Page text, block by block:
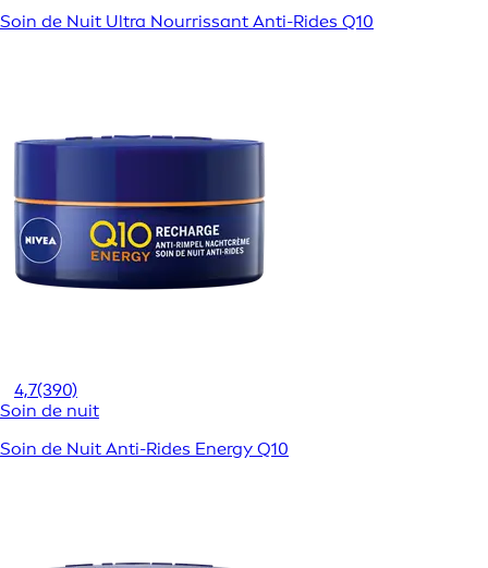
Soin de Nuit Ultra Nourrissant Anti-Rides Q10
4,7(390)
Soin de nuit
Soin de Nuit Anti-Rides Energy Q10